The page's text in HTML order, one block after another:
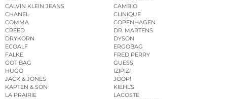
CALVIN KLEIN JEANS
CAMBIO
CHANEL
CLINIQUE
COMMA
COPENHAGEN
CREED
DR. MARTENS
DRYKORN
DYSON
ECOALF
ERGOBAG
FALKE
FRED PERRY
GOT BAG
GUESS
HUGO
IZIPIZI
JACK & JONES
JOOP!
KAPTEN & SON
KIEHL’S
LA PRAIRIE
LACOSTE